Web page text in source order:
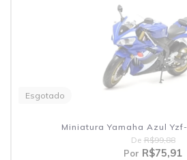
Esgotado
Miniatura Yamaha Azul
De R$99,88
Por R$75,91